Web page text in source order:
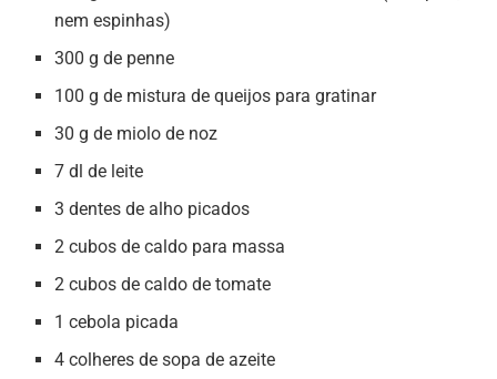
nem espinhas)
300 g de penne
100 g de mistura de queijos para gratinar
30 g de miolo de noz
7 dl de leite
3 dentes de alho picados
2 cubos de caldo para massa
2 cubos de caldo de tomate
1 cebola picada
4 colheres de sopa de azeite